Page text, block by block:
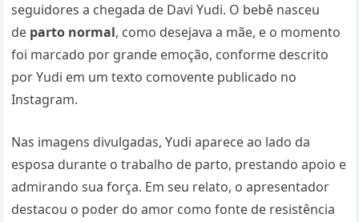
seguidores a chegada de Davi Yudi. O bebê nasceu
de parto normal, como desejava a mãe, e o momento
foi marcado por grande emoção, conforme descrito
por Yudi em um texto comovente publicado no
Instagram.
Nas imagens divulgadas, Yudi aparece ao lado da
esposa durante o trabalho de parto, prestando apoio e
admirando sua força. Em seu relato, o apresentador
destacou o poder do amor como fonte de resistência